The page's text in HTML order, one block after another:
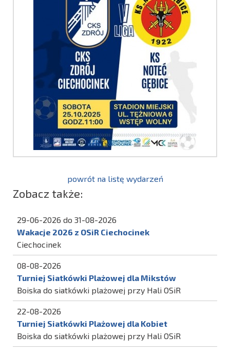
powrót na listę wydarzeń
Zobacz także:
29-06-2026 do 31-08-2026
Wakacje 2026 z OSiR Ciechocinek
Ciechocinek
08-08-2026
Turniej Siatkówki Plażowej dla Mikstów
Boiska do siatkówki plażowej przy Hali OSiR
22-08-2026
Turniej Siatkówki Plażowej dla Kobiet
Boiska do siatkówki plażowej przy Hali OSiR